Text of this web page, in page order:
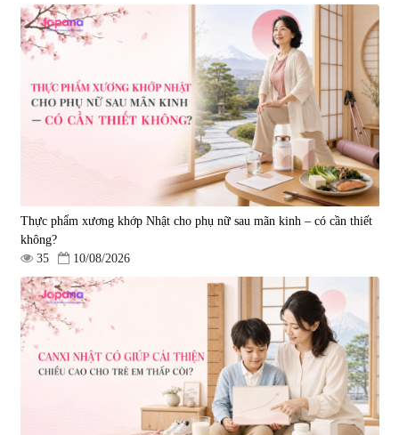
Viên uống hỗ trợ giấc ngủ Fujina
Sleepy Nhật Bản 80 viên
Viên uống phòng ngừa & hỗ trợ
điều trị đột quỵ Biken Kinase
Gold 60 viên
|0
1.570.000 đ
Thực phẩm xương khớp Nhật cho phụ nữ sau mãn kinh – có cần thiết
không?
35
10/08/2026